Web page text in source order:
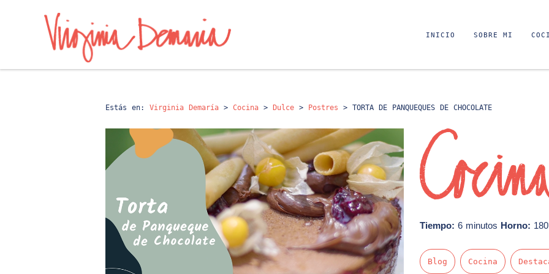
INICIO SOBRE MI
Estás en: Virginia Demaría > Cocina > Dulce > Postres > TORTA DE PANQUEQUES DE CHOCOLATE
Tiempo: 6 minutos Horno:
Blog Cocina